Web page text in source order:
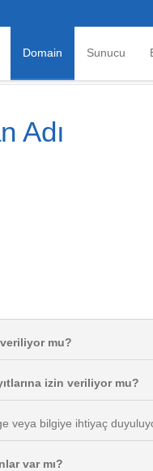
Domain Sunucu
Adı
mu?
izin veriliyor mu?
veya bilgiye ihtiyaç
var mı?